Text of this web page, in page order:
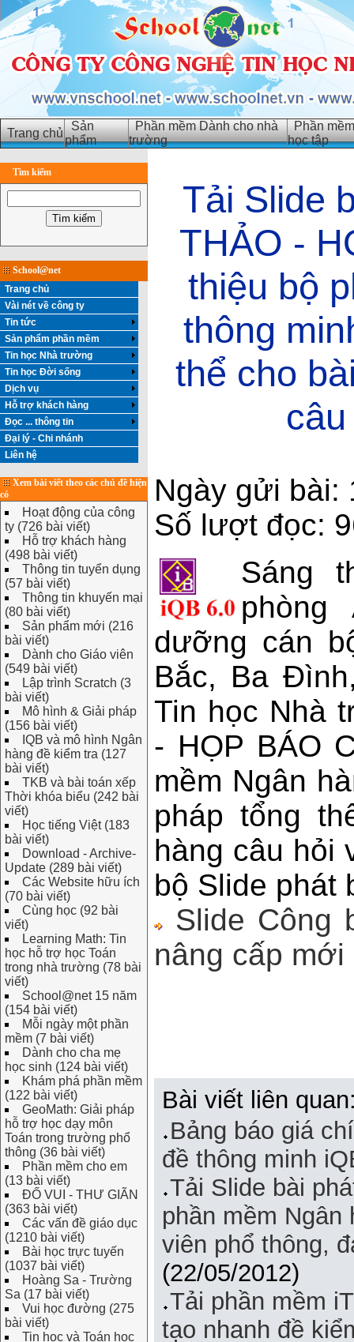
Trang chủ
Sản
phẩm
Phần mềm Dành cho nhà
trường
Phần
học tập
Tìm kiếm
School@net
Trang chủ
Vài nét về công ty
Tin tức
Sản phẩm phần mềm
Tin học Nhà trường
Tin học Đời sống
Dịch vụ
Hỗ trợ khách hàng
Đọc ... thông tin
Đại lý - Chi nhánh
Liên hệ
Xem bài viết theo các chủ đề hiện
có
Hoạt động của công
ty (726 bài viết)
Hỗ trợ khách hàng
(498 bài viết)
Thông tin tuyển dụng
(57 bài viết)
Thông tin khuyến mại
(80 bài viết)
Sản phẩm mới (216
bài viết)
Dành cho Giáo viên
(549 bài viết)
Lập trình Scratch (3
bài viết)
Mô hình & Giải pháp
(156 bài viết)
IQB và mô hình Ngân
hàng đề kiểm tra (127
bài viết)
TKB và bài toán xếp
Thời khóa biểu (242 bài
viết)
Học tiếng Việt (183
bài viết)
Download - Archive-
Update (289 bài viết)
Các Website hữu ích
(70 bài viết)
Cùng học (92 bài
viết)
Learning Math: Tin
học hỗ trợ học Toán
trong nhà trường (78 bài
viết)
School@net 15 năm
(154 bài viết)
Mỗi ngày một phần
mềm (7 bài viết)
Dành cho cha mẹ
học sinh (124 bài viết)
Khám phá phần mềm
(122 bài viết)
GeoMath: Giải pháp
hỗ trợ học dạy môn
Toán trong trường phổ
thông (36 bài viết)
Phần mềm cho em
(13 bài viết)
ĐỐ VUI - THƯ GIÃN
(363 bài viết)
Các vấn đề giáo dục
(1210 bài viết)
Bài học trực tuyến
(1037 bài viết)
Hoàng Sa - Trường
Sa (17 bài viết)
Vui học đường (275
bài viết)
Tin học và Toán học
Tải Slide
THẢO -
thiệu bộ
thông
thể cho
Ngày gửi bài:
Số lượt đọc:
Sáng
phòng
dưỡng cán
Bắc, Ba
Tin học Nhà
- HỌP BÁO
mềm Ngân
pháp tổng
hàng câu hỏi
bộ Slide phát
Slide Công
nâng cấp mới
Bài viết liên
Bảng báo giá
đề thông minh
Tải Slide bài
phần mềm Ngân
viên phổ thông,
(22/05/2012)
Tải phần mềm
tạo nhanh đề